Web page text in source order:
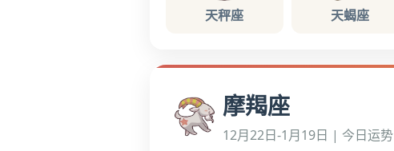
天秤座 天蝎座
摩羯座
12月22日-1月19日 | 今日运势